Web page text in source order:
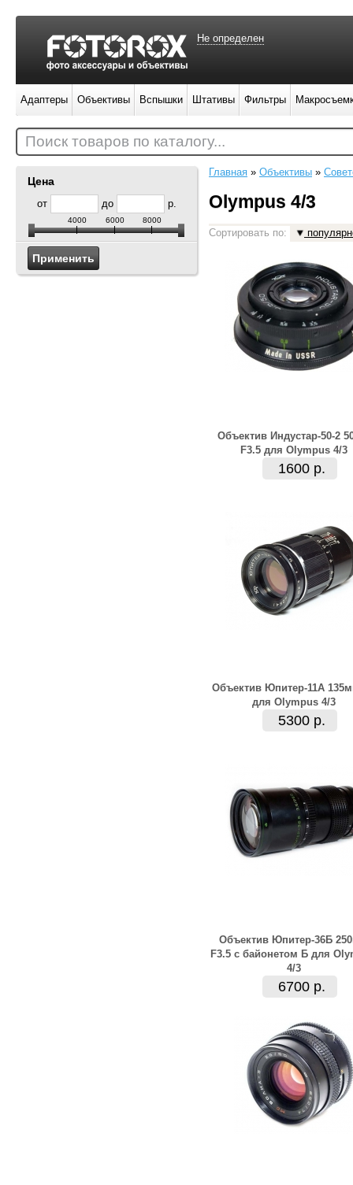
Цена
от до р.
4000 6000 8000
Главная » Объективы »
Olympus 4/3
Сортировать по:
Объектив Индустар-50-2
F3.5 для Olympus 4/3
1600 р.
Объектив Юпитер-11А
для Olympus 4/3
5300 р.
Объектив Юпитер-36Б
F3.5 с байонетом Б для
4/3
6700 р.
Не определен
Адаптеры Объективы Вспышки Штативы Фильтры
Поиск товаров по каталогу...